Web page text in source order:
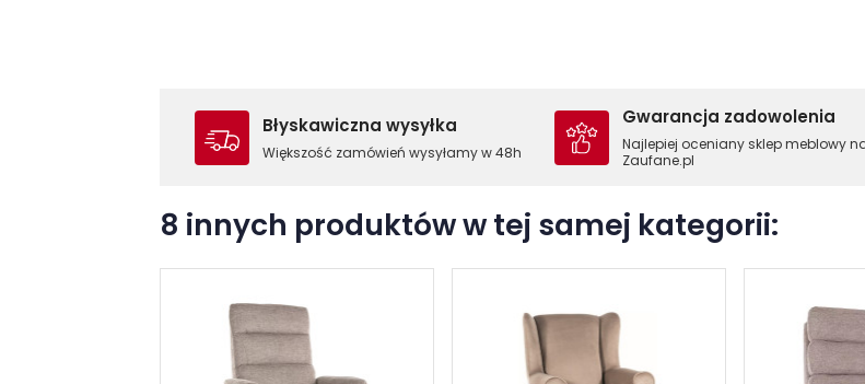
Błyskawiczna wysyłka
Większość zamówień wysyłamy w 48h
Gwarancja zadowolenia
Najlepiej oceniany sklep meblowy
Zaufane.pl
8 innych produktów w tej samej kategorii: